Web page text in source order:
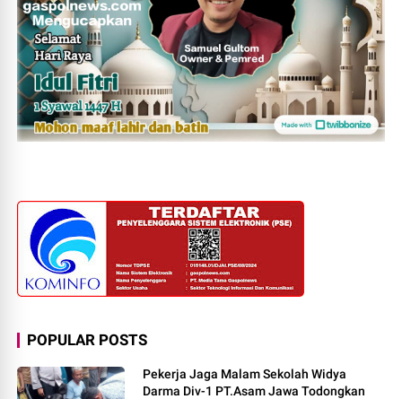
POPULAR POSTS
Pekerja Jaga Malam Sekolah Widya
Darma Div-1 PT.Asam Jawa Todongkan